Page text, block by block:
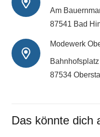
Am
87541 Bad
Modewerk
87534
Das könnte dich